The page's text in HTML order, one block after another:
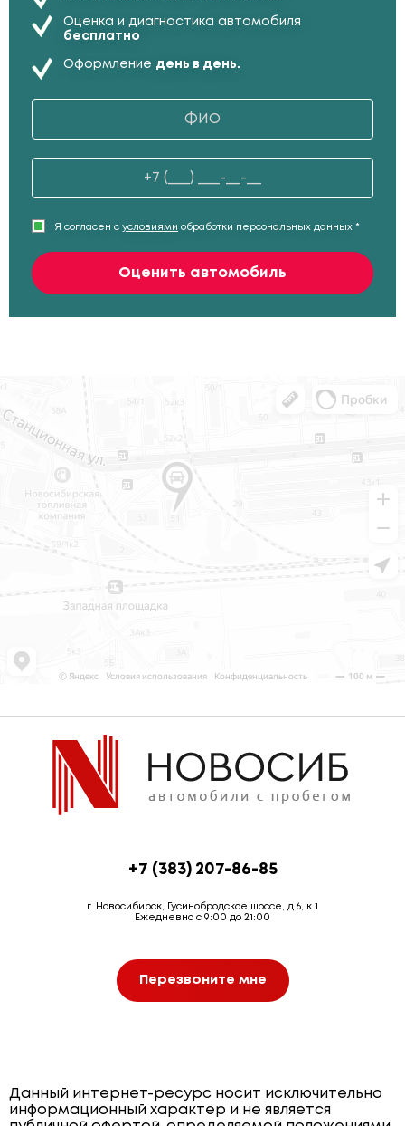
Оценка и диагностика автомобиля
бесплатно
Оформление день в день.
Я согласен с условиями обработки персональных данных *
Оценить автомобиль
+7 (383) 207-86-85
г. Новосибирск, Гусинобродское шоссе, д.6, к.1
Ежедневно с 9:00 до 21:00
Перезвоните мне
Данный интернет-ресурс носит исключительно
информационный характер и не является